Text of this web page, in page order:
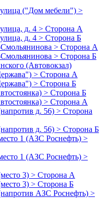
("Дом мебели") >
д. 4 > Сторона А
д. 4 > Сторона Б
> Сторона А
> Сторона Б
(Автовокзал)
> Сторона А
> Сторона Б
> Сторона Б
> Сторона А
д. 56) > Сторона
д. 56) > Сторона Б
1 (АЗС Роснефть) >
1 (АЗС Роснефть) >
3) > Сторона А
3) > Сторона Б
АЗС Роснефть) >